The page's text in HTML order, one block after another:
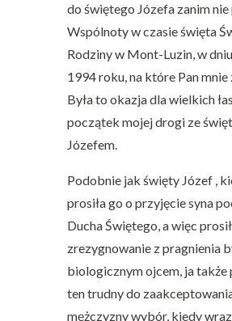
do świętego Józefa zanim nie
Wspólnoty w czasie święta
Rodziny w Mont-Luzin, w
1994 roku, na które Pan mnie
Była to okazja dla wielkich
początek mojej drogi ze
Józefem.
Podobnie jak święty Józef ,
prosiła go o przyjęcie syna
Ducha Świętego, a więc
zrezygnowanie z pragnienia
biologicznym ojcem, ja także
ten trudny do
mężczyzny wybór, kiedy